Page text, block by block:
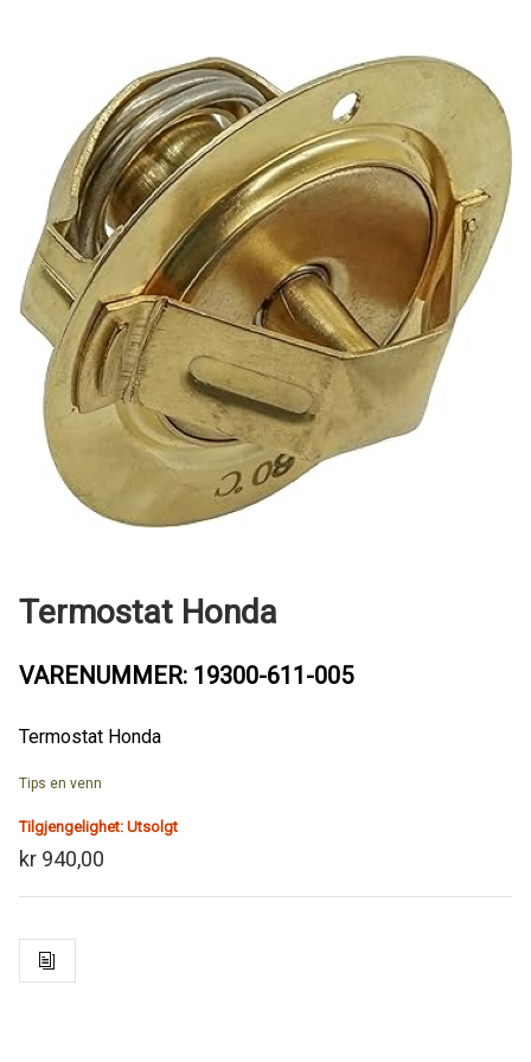
Termostat Honda
VARENUMMER: 19300-611-005
Termostat Honda
Tips en venn
Tilgjengelighet: Utsolgt
kr 940,00